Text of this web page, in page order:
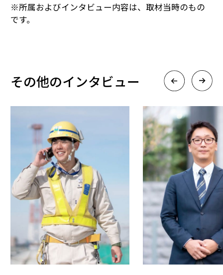
※所属およびインタビュー内容は、取材当時のもの
です。
その他のインタビュー